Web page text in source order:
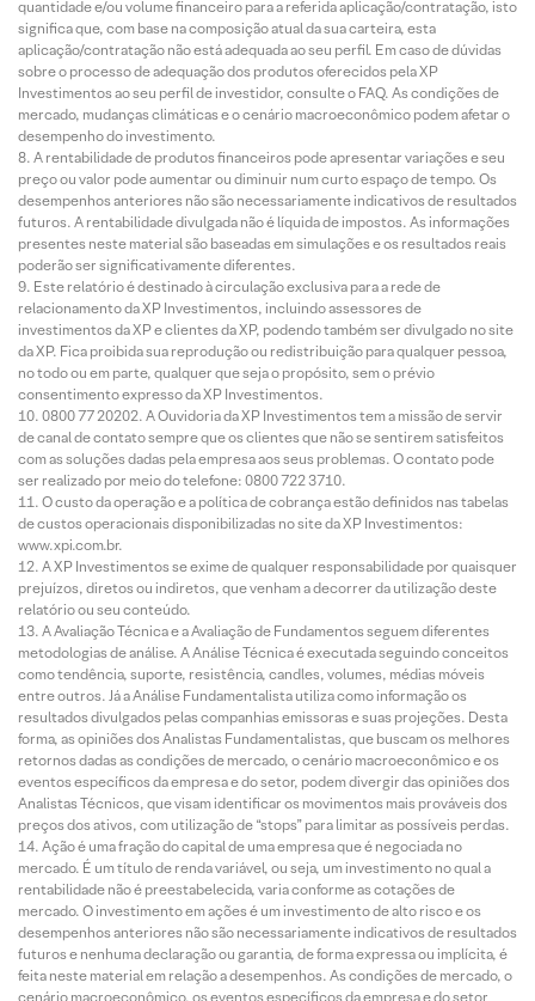
quantidade e/ou volume financeiro para a referida aplicação/contratação, isto
significa que, com base na composição atual da sua carteira, esta
aplicação/contratação não está adequada ao seu perfil. Em caso de dúvidas
sobre o processo de adequação dos produtos oferecidos pela XP
Investimentos ao seu perfil de investidor, consulte o FAQ. As condições de
mercado, mudanças climáticas e o cenário macroeconômico podem afetar o
desempenho do investimento.
A rentabilidade de produtos financeiros pode apresentar variações e seu
preço ou valor pode aumentar ou diminuir num curto espaço de tempo. Os
desempenhos anteriores não são necessariamente indicativos de resultados
futuros. A rentabilidade divulgada não é líquida de impostos. As informações
presentes neste material são baseadas em simulações e os resultados reais
poderão ser significativamente diferentes.
Este relatório é destinado à circulação exclusiva para a rede de
relacionamento da XP Investimentos, incluindo assessores de
investimentos da XP e clientes da XP, podendo também ser divulgado no site
da XP. Fica proibida sua reprodução ou redistribuição para qualquer pessoa,
no todo ou em parte, qualquer que seja o propósito, sem o prévio
consentimento expresso da XP Investimentos.
0800 77 20202. A Ouvidoria da XP Investimentos tem a missão de servir
de canal de contato sempre que os clientes que não se sentirem satisfeitos
com as soluções dadas pela empresa aos seus problemas. O contato pode
ser realizado por meio do telefone: 0800 722 3710.
O custo da operação e a política de cobrança estão definidos nas tabelas
de custos operacionais disponibilizadas no site da XP Investimentos:
www.xpi.com.br.
A XP Investimentos se exime de qualquer responsabilidade por quaisquer
prejuízos, diretos ou indiretos, que venham a decorrer da utilização deste
relatório ou seu conteúdo.
A Avaliação Técnica e a Avaliação de Fundamentos seguem diferentes
metodologias de análise. A Análise Técnica é executada seguindo conceitos
como tendência, suporte, resistência, candles, volumes, médias móveis
entre outros. Já a Análise Fundamentalista utiliza como informação os
resultados divulgados pelas companhias emissoras e suas projeções. Desta
forma, as opiniões dos Analistas Fundamentalistas, que buscam os melhores
retornos dadas as condições de mercado, o cenário macroeconômico e os
eventos específicos da empresa e do setor, podem divergir das opiniões dos
Analistas Técnicos, que visam identificar os movimentos mais prováveis dos
preços dos ativos, com utilização de “stops” para limitar as possíveis perdas.
Ação é uma fração do capital de uma empresa que é negociada no
mercado. É um título de renda variável, ou seja, um investimento no qual a
rentabilidade não é preestabelecida, varia conforme as cotações de
mercado. O investimento em ações é um investimento de alto risco e os
desempenhos anteriores não são necessariamente indicativos de resultados
futuros e nenhuma declaração ou garantia, de forma expressa ou implícita, é
feita neste material em relação a desempenhos. As condições de mercado, o
cenário macroeconômico, os eventos específicos da empresa e do setor